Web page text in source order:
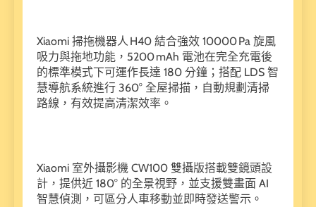
Xiaomi 掃拖機器人 H40 結合強效 10000 Pa 旋風
吸力與拖地功能，5200 mAh 電池在完全充電後
的標準模式下可運作長達 180 分鐘；搭配 LDS 智
慧導航系統進行 360° 全屋掃描，自動規劃清掃
路線，有效提高清潔效率。
Xiaomi 室外攝影機 CW100 雙攝版搭載雙鏡頭設
計，提供近 180° 的全景視野，並支援雙畫面 AI
智慧偵測，可區分人車移動並即時發送警示。